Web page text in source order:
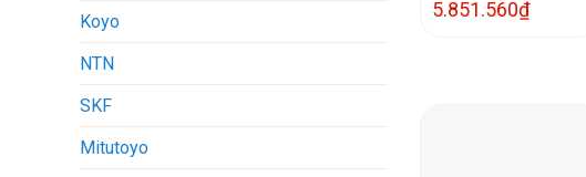
Koyo
NTN
SKF
Mitutoyo
5.851.560₫